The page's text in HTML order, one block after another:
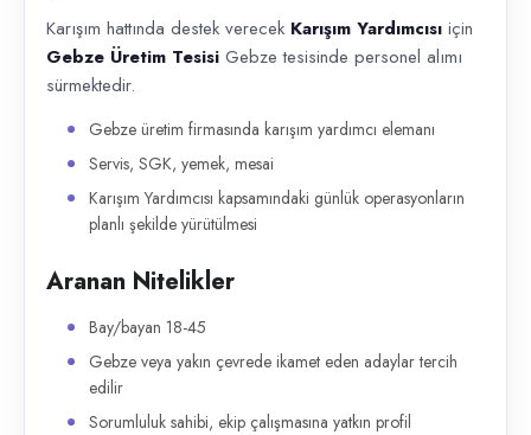
Karışım hattında destek verecek Karışım Yardımcısı için
Gebze Üretim Tesisi Gebze tesisinde personel alımı
sürmektedir.
Gebze üretim firmasında karışım yardımcı elemanı
Servis, SGK, yemek, mesai
Karışım Yardımcısı kapsamındaki günlük operasyonların
planlı şekilde yürütülmesi
Aranan Nitelikler
Bay/bayan 18-45
Gebze veya yakın çevrede ikamet eden adaylar tercih
edilir
Sorumluluk sahibi, ekip çalışmasına yatkın profil